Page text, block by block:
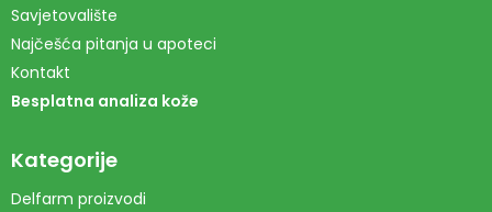
Savjetovalište
Najčešća pitanja u apoteci
Kontakt
Besplatna analiza kože
Kategorije
Delfarm proizvodi